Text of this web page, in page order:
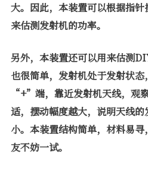
大。因此，本装置可以根据指
来估测发射机的功率。
另外，本装置还可以用来估测
也很简单，发射机处于发射状
“+”端，靠近发射机天线，观
适，摆动幅度越大，说明天线的
小。本装置结构简单，材料易
友不妨一试。